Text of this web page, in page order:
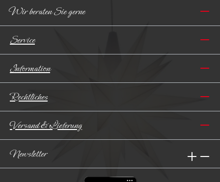
Wir beraten Sie gerne
Service
Information
Rechtliches
Versand & Lieferung
Newsletter